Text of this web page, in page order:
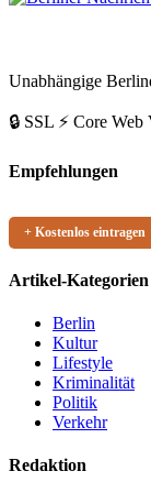
Unabhängige
🔒 SSL ⚡ Core Web
Empfehlungen
+ Kostenlos eintragen
Artikel-Kategorien
Berlin
Kultur
Lifestyle
Kriminalität
Politik
Verkehr
Redaktion